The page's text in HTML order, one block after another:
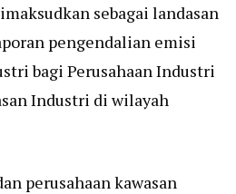
sebagai landasan
pengendalian emisi
bagi Perusahaan Industri
Industri di wilayah
perusahaan kawasan